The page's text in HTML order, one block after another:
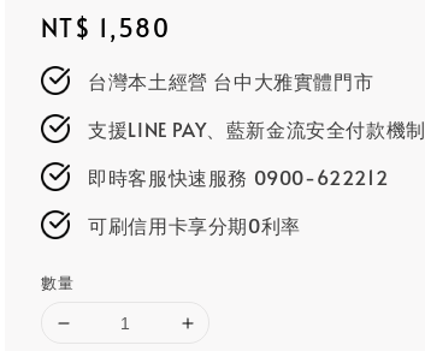
Regular
price
NT$ 1,580
台灣本土經營 台中大雅實體門市
支援LINE PAY、藍新金流安全付款機制
即時客服快速服務 0900-622212
可刷信用卡享分期0利率
數量